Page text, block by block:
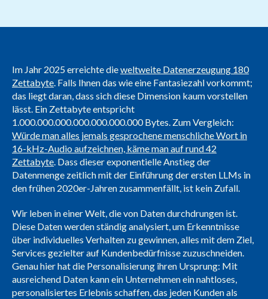
Im Jahr 2025 erreichte dieweltweite Datenerzeugung 180
Zettabyte. Falls Ihnen das wie eine Fantasiezahl vorkommt;
das liegt daran, dass sich diese Dimension kaum vorstellen
lässt. Ein Zettabyte entspricht
1.000.000.000.000.000.000.000 Bytes. Zum Vergleich:
Würde man alles jemals gesprochene menschliche Wort in
16-kHz-Audio aufzeichnen, käme man auf rund 42
Zettabyte. Dass dieser exponentielle Anstieg der
Datenmenge zeitlich mit der Einführung der ersten LLMs in
den frühen 2020er-Jahren zusammenfällt, ist kein Zufall.
Wir leben in einer Welt, die von Daten durchdrungen ist.
Diese Daten werden ständig analysiert, um Erkenntnisse
über individuelles Verhalten zu gewinnen, alles mit dem Ziel,
Services gezielter auf Kundenbedürfnisse zuzuschneiden.
Genau hier hat die Personalisierung ihren Ursprung: Mit
ausreichend Daten kann ein Unternehmen ein nahtloses,
personalisiertes Erlebnis schaffen, das jeden Kunden als